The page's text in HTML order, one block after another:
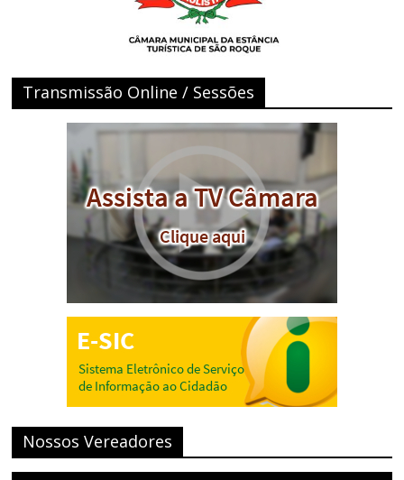
Transmissão Online / Sessões
Nossos Vereadores